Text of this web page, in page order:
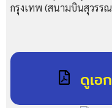
กรุงเทพ (สนามบินสุวรร
ดูเอ